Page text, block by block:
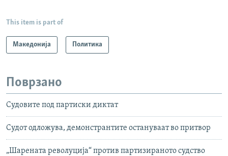
This item is part of
Македонија Политика
Поврзано
Судoвите под партиски диктат
Судот одложува, демонстрантите остануваат во притвор
„Шарената револуција“ против партизираното судство